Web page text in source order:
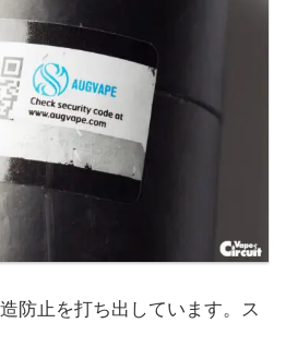
防止を打ち出しています。ス